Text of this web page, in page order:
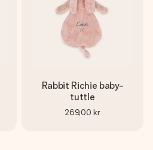
Rabbit Richie baby-
tuttle
269,00 kr